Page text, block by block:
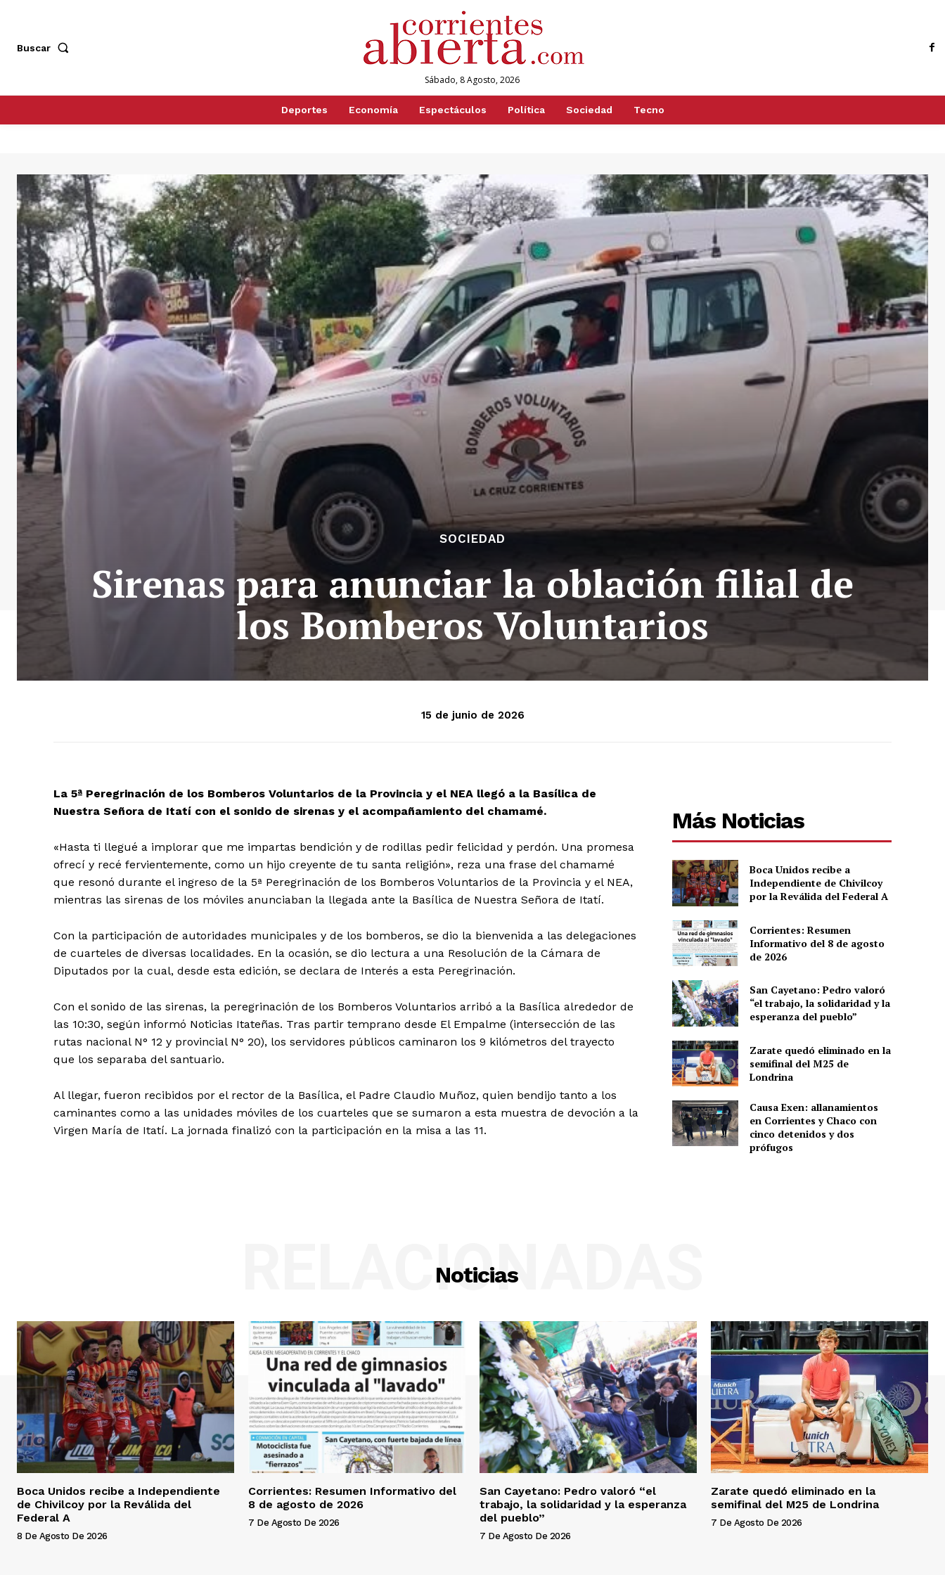
Buscar
Sábado, 8 Agosto, 2026
Deportes Economía Espectáculos Política Sociedad Tecno
SOCIEDAD
Sirenas para anunciar la oblación filial de
los Bomberos Voluntarios
15 de junio de 2026
La 5ª Peregrinación de los Bomberos Voluntarios de la Provincia y el NEA llegó a la Basílica de
Nuestra Señora de Itatí con el sonido de sirenas y el acompañamiento del chamamé.
«Hasta ti llegué a implorar que me impartas bendición y de rodillas pedir felicidad y perdón. Una promesa
ofrecí y recé fervientemente, como un hijo creyente de tu santa religión», reza una frase del chamamé
que resonó durante el ingreso de la 5ª Peregrinación de los Bomberos Voluntarios de la Provincia y el NEA,
mientras las sirenas de los móviles anunciaban la llegada ante la Basílica de Nuestra Señora de Itatí.
Con la participación de autoridades municipales y de los bomberos, se dio la bienvenida a las delegaciones
de cuarteles de diversas localidades. En la ocasión, se dio lectura a una Resolución de la Cámara de
Diputados por la cual, desde esta edición, se declara de Interés a esta Peregrinación.
Con el sonido de las sirenas, la peregrinación de los Bomberos Voluntarios arribó a la Basílica alrededor de
las 10:30, según informó Noticias Itateñas. Tras partir temprano desde El Empalme (intersección de las
rutas nacional N° 12 y provincial N° 20), los servidores públicos caminaron los 9 kilómetros del trayecto
que los separaba del santuario.
Al llegar, fueron recibidos por el rector de la Basílica, el Padre Claudio Muñoz, quien bendijo tanto a los
caminantes como a las unidades móviles de los cuarteles que se sumaron a esta muestra de devoción a la
Virgen María de Itatí. La jornada finalizó con la participación en la misa a las 11.
Más Noticias
Boca Unidos recibe a
Independiente de Chivilcoy
por la Reválida del Federal A
Corrientes: Resumen
Informativo del 8 de agosto
de 2026
San Cayetano: Pedro valoró
“el trabajo, la solidaridad y la
esperanza del pueblo”
Zarate quedó eliminado en la
semifinal del M25 de
Londrina
Causa Exen: allanamientos
en Corrientes y Chaco con
cinco detenidos y dos
prófugos
Noticias
RELACIONADAS
Boca Unidos recibe a Independiente
de Chivilcoy por la Reválida del
Federal A
8 De Agosto De 2026
Corrientes: Resumen Informativo del
8 de agosto de 2026
7 De Agosto De 2026
San Cayetano: Pedro valoró “el
trabajo, la solidaridad y la esperanza
del pueblo”
7 De Agosto De 2026
Zarate quedó eliminado en la
semifinal del M25 de Londrina
7 De Agosto De 2026